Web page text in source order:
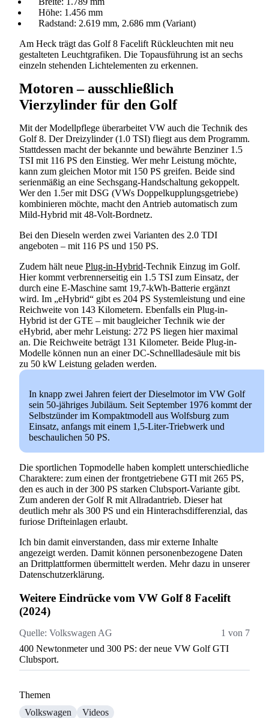
Suchen
Höhe: 1.456 mm
Radstand: 2.619 mm, 2.686 mm (Variant)
Am Heck trägt das Golf 8 Facelift Rückleuchten mit neu
gestalteten Leuchtgrafiken. Die Topausführung ist an sechs
einzeln stehenden Lichtelementen zu erkennen.
Motoren – ausschließlich
Vierzylinder für den Golf
Mit der Modellpflege überarbeitet VW auch die Technik des
Golf 8. Der Dreizylinder (1.0 TSI) fliegt aus dem Programm.
Stattdessen macht der bekannte und bewährte Benziner 1.5
TSI mit 116 PS den Einstieg. Wer mehr Leistung möchte,
kann zum gleichen Motor mit 150 PS greifen. Beide sind
serienmäßig an eine Sechsgang-Handschaltung gekoppelt.
Wer den 1.5er mit DSG (VWs Doppelkupplungsgetriebe)
kombinieren möchte, macht den Antrieb automatisch zum
Mild-Hybrid mit 48-Volt-Bordnetz.
Bei den Dieseln werden zwei Varianten des 2.0 TDI
angeboten – mit 116 PS und 150 PS.
Zudem hält neue Plug-in-Hybrid-Technik Einzug im Golf.
Hier kommt verbrennerseitig ein 1.5 TSI zum Einsatz, der
durch eine E-Maschine samt 19,7-kWh-Batterie ergänzt
wird. Im „eHybrid“ gibt es 204 PS Systemleistung und eine
Reichweite von 143 Kilometern. Ebenfalls ein Plug-in-
Hybrid ist der GTE – mit baugleicher Technik wie der
eHybrid, aber mehr Leistung: 272 PS liegen hier maximal
an. Die Reichweite beträgt 131 Kilometer. Beide Plug-in-
Modelle können nun an einer DC-Schnellladesäule mit bis
zu 50 kW Leistung geladen werden.
In knapp zwei Jahren feiert der Dieselmotor im VW Golf
sein 50-jähriges Jubiläum. Seit September 1976 kommt der
Selbstzünder im Kompaktmodell aus Wolfsburg zum
Einsatz, anfangs mit einem 1,5-Liter-Triebwerk und
beschaulichen 50 PS.
Die sportlichen Topmodelle haben komplett unterschiedliche
Charaktere: zum einen der frontgetriebene GTI mit 265 PS,
den es auch in der 300 PS starken Clubsport-Variante gibt.
Zum anderen der Golf R mit Allradantrieb. Dieser hat
deutlich mehr als 300 PS und ein Hinterachsdifferenzial, das
furiose Drifteinlagen erlaubt.
Ich bin damit einverstanden, dass mir externe Inhalte
angezeigt werden. Damit können personenbezogene Daten
an Drittplattformen übermittelt werden. Mehr dazu in unserer
Datenschutzerklärung.
Weitere Eindrücke vom VW Golf 8 Facelift
(2024)
Quelle: Volkswagen AG
1 von 7
400 Newtonmeter und 300 PS: der neue VW Golf GTI
Clubsport.
Themen
Volkswagen
Videos